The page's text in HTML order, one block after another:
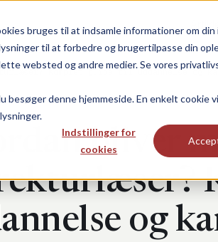
bruges til at indsamle informationer om
til at forbedre og brugertilpasse din
websted og andre medier. Se vores
besøger denne hjemmeside. En enkelt cookie
Indstillinger for
cookies
Komplet guide til uddannelse og
bliver
og